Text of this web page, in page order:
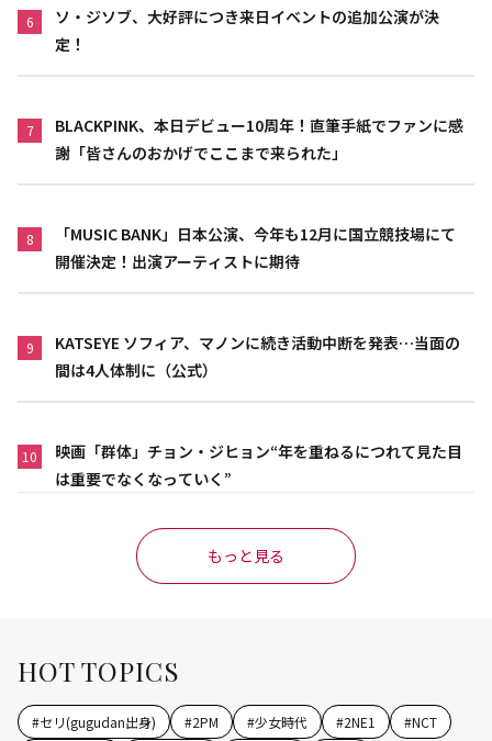
6
ソ・ジソブ、大好評につき来日イベントの追加公演が決
定！
7
BLACKPINK、本日デビュー10周年！直筆手紙でファンに感
謝「皆さんのおかげでここまで来られた」
8
「MUSIC BANK」日本公演、今年も12月に国立競技場にて
開催決定！出演アーティストに期待
9
KATSEYE ソフィア、マノンに続き活動中断を発表…当面の
間は4人体制に（公式）
10
映画「群体」チョン・ジヒョン“年を重ねるにつれて見た目
は重要でなくなっていく”
もっと見る
HOT TOPICS
#セリ(gugudan出身) #2PM #少女時代 #2NE1 #NCT